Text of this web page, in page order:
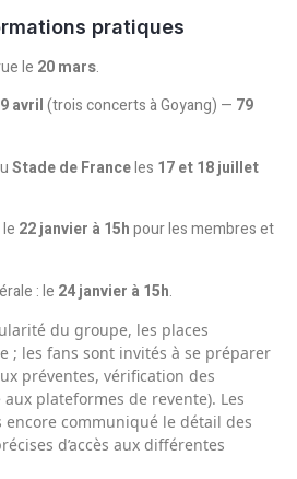
pratiques
le 20 mars.
9 avril(trois concerts à Goyang) — 79
Stade de Franceles 17 et 18 juillet
22 janvier à 15hpour les membres et
: le 24 janvier à 15h.
du groupe, les places
; les fans sont invités à se préparer
préventes, vérification des
plateformes de revente). Les
encore communiqué le détail des
d’accès aux différentes